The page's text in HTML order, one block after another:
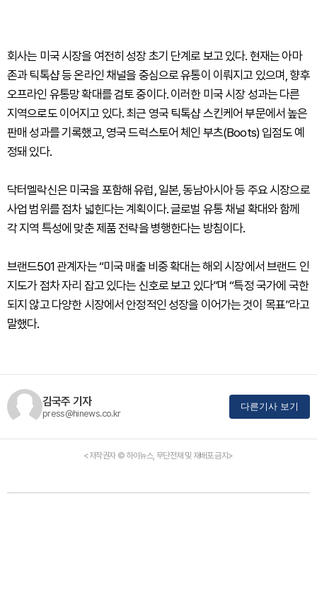
회사는 미국 시장을 여전히 성장 초기 단계로 보고 있다. 현재는 아마
존과 틱톡샵 등 온라인 채널을 중심으로 유통이 이뤄지고 있으며, 향후
오프라인 유통망 확대를 검토 중이다. 이러한 미국 시장 성과는 다른
지역으로도 이어지고 있다. 최근 영국 틱톡샵 스킨케어 부문에서 높은
판매 성과를 기록했고, 영국 드럭스토어 체인 부츠(Boots) 입점도 예
정돼 있다.
닥터멜락신은 미국을 포함해 유럽, 일본, 동남아시아 등 주요 시장으로
사업 범위를 점차 넓힌다는 계획이다. 글로벌 유통 채널 확대와 함께
각 지역 특성에 맞춘 제품 전략을 병행한다는 방침이다.
브랜드501 관계자는 “미국 매출 비중 확대는 해외 시장에서 브랜드 인
지도가 점차 자리 잡고 있다는 신호로 보고 있다”며 “특정 국가에 국한
되지 않고 다양한 시장에서 안정적인 성장을 이어가는 것이 목표”라고
말했다.
김국주 기자
press@hinews.co.kr
다른기사 보기
<저작권자 © 하이뉴스, 무단전재 및 재배포 금지>